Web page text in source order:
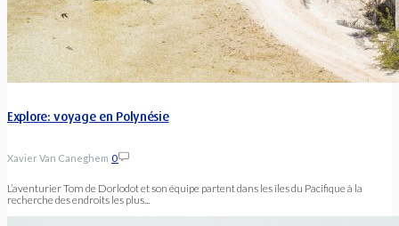
Explore: voyage en Polynésie
Xavier Van Caneghem 0
L’aventurier Tom de Dorlodot et son équipe partent dans les îles du Pacifique à la
recherche des endroits les plus...